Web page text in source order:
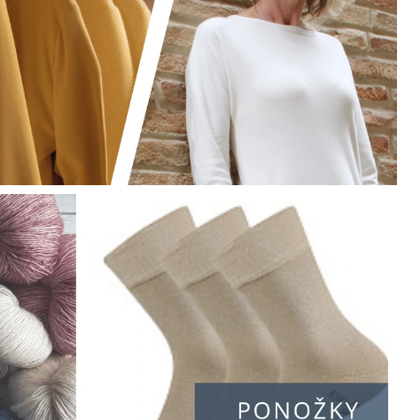
SÁČEK NA
27X37
TULIPÁNY